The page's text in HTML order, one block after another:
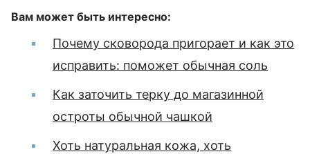
Вам может быть интересно:
Почему сковорода пригорает и как это
исправить: поможет обычная соль
Как заточить терку до магазинной
остроты обычной чашкой
Хоть натуральная кожа, хоть